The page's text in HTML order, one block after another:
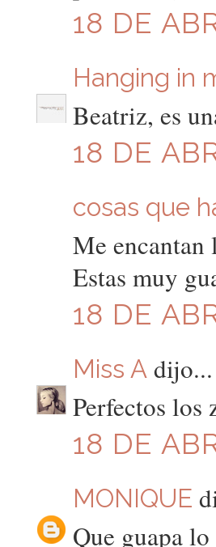
18 DE
Hanging in
Beatriz, es
18 DE
cosas que
Me encantan
Estas muy
18 DE
Miss Adijo...
Perfectos los
18 DE
MONIQUE
Que guapa